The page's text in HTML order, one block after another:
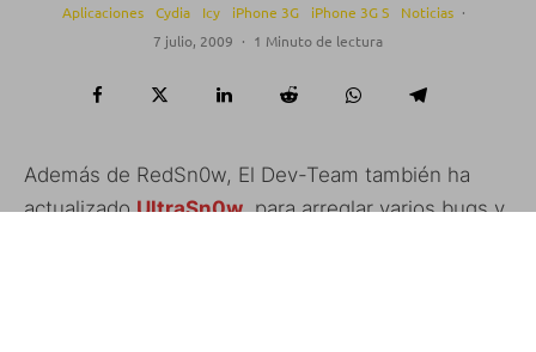
Aplicaciones
Cydia Icy iPhone 3G iPhone 3G S Noticias ·
7 julio, 2009 · 1 Minuto de lectura
Además de RedSn0w, El Dev-Team también ha
actualizadoUltraSn0w, para arreglar varios bugs y